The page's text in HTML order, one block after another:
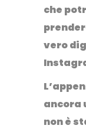
che
vero
ancora
non è